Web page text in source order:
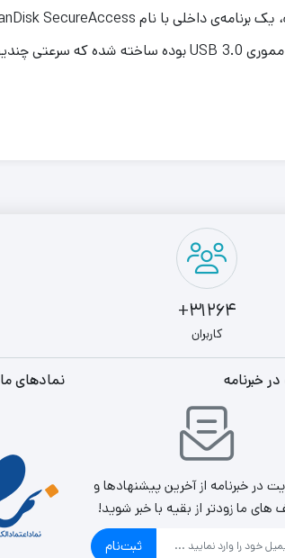
31264+
کاربران
خبرنامه
در خبرنامه از آخرین پیشنهادها و
های ما زودتر از بقیه با خبر شوید!
ثبت‌نام
نمادهای ما